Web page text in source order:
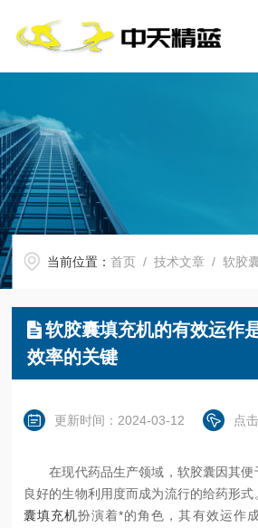
当前位置：首页 /技术文章 / 软胶囊填充机
软胶囊填充机的有效运作
效率的关键
更新时间：2024-03-12 点
在现代药品生产领域，软胶囊因其便
良好的生物利用度而成为流行的给药形式
囊填充机扮演着*的角色，其有效运作